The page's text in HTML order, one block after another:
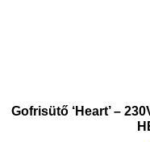
Gofrisütő ‘Heart’ –